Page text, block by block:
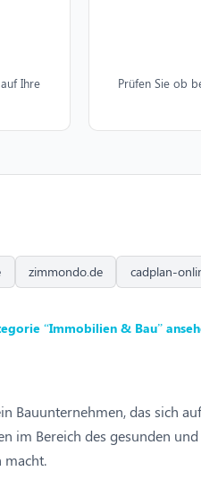
Ihre
Prüfen Sie ob
zimmondo.de cadplan-
“Immobilien & Bau”
Bauunternehmen, das sich
im Bereich des gesunden
macht.